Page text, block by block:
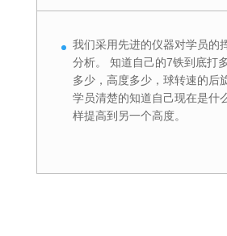
我们采用先进的仪器对学员的
分析。 知道自己的7铁到底打
多少，高度多少，球转速的后
学员清楚的知道自己现在是什
样提高到另一个高度。